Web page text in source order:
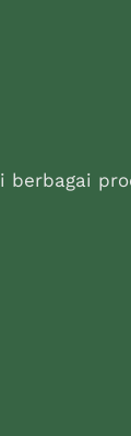
berbagai